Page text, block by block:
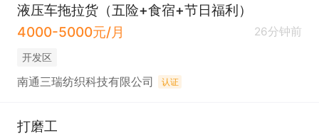
液压车拖拉货（五险+食宿+节日福利）
4000-5000元/月
26分钟前
开发区
南通三瑞纺织科技有限公司 认证
打磨工